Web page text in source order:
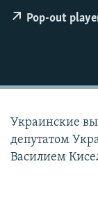
Pop-out
Украинские
депутатом
Василием